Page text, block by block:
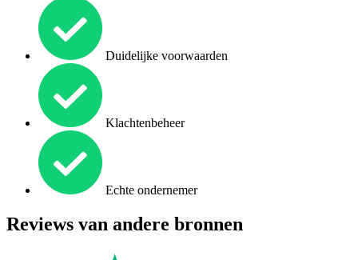
Duidelijke voorwaarden
Klachtenbeheer
Echte ondernemer
Reviews van andere bronnen